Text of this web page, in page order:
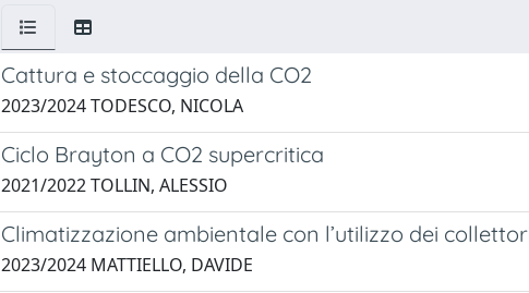
Cattura e stoccaggio della CO2
2023/2024 TODESCO, NICOLA
Ciclo Brayton a CO2 supercritica
2021/2022 TOLLIN, ALESSIO
Climatizzazione ambientale con l’utilizzo dei
2023/2024 MATTIELLO, DAVIDE